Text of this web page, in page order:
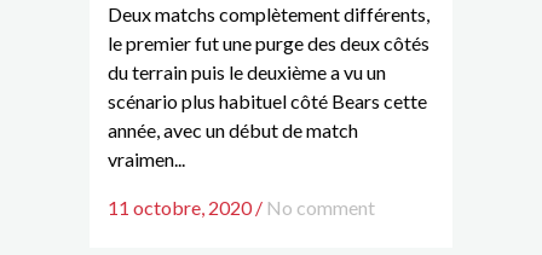
Deux matchs complètement différents,
le premier fut une purge des deux côtés
du terrain puis le deuxième a vu un
scénario plus habituel côté Bears cette
année, avec un début de match
vraimen...
11 octobre, 2020/ No comment